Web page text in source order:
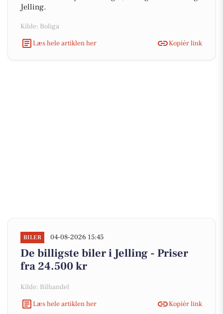
Jelling.
Kilde: Boliga
Læs hele artiklen her
Kopiér link
BILER 04-08-2026 15:45
De billigste biler i Jelling - Priser
fra 24.500 kr
Kilde: Bilhandel
Læs hele artiklen her
Kopiér link